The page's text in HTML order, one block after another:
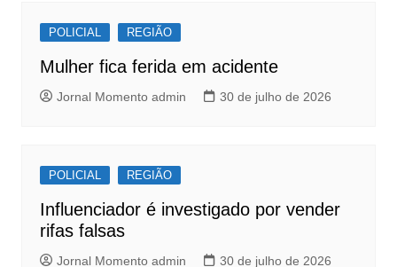
o
o
k
p
p
POLICIAL REGIÃO
Mulher fica ferida em acidente
Jornal Momento admin 30 de julho de 2026
POLICIAL REGIÃO
Influenciador é investigado por vender
rifas falsas
Jornal Momento admin 30 de julho de 2026